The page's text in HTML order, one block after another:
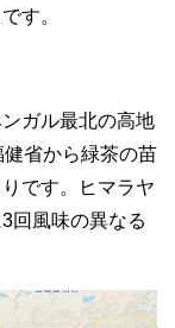
す。
ガル最北の高地
省から緑茶の苗
です。ヒマラヤ
回風味の異なる